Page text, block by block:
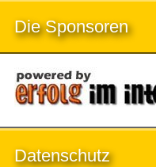
Die Sponsoren
Datenschutz